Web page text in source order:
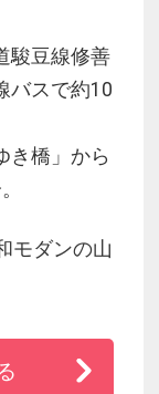
駿豆線修善
バスで約10
き橋」から
モダンの山
なく活けら
陰翳礼賛な